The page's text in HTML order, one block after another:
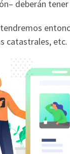
deberán
catastrales, etc.